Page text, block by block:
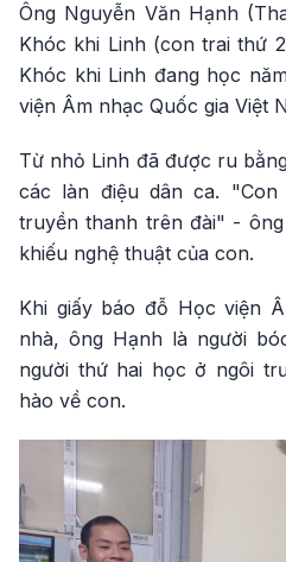
Ông Nguyễn Văn Hạnh
Khóc khi Linh (con trai thứ
Khóc khi Linh đang học
viện Âm nhạc Quốc gia Việt
Từ nhỏ Linh đã được ru
các làn điệu dân ca.
truyền thanh trên đài" -
khiếu nghệ thuật của con.
Khi giấy báo đỗ Học viện
nhà, ông Hạnh là người
người thứ hai học ở ngôi
hào về con.